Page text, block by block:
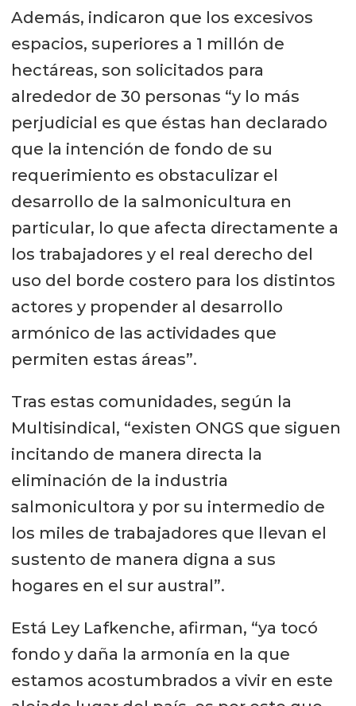
Además, indicaron que los excesivos
espacios, superiores a 1 millón de
hectáreas, son solicitados para
alrededor de 30 personas “y lo más
perjudicial es que éstas han declarado
que la intención de fondo de su
requerimiento es obstaculizar el
desarrollo de la salmonicultura en
particular, lo que afecta directamente a
los trabajadores y el real derecho del
uso del borde costero para los distintos
actores y propender al desarrollo
armónico de las actividades que
permiten estas áreas”.
Tras estas comunidades, según la
Multisindical, “existen ONGS que siguen
incitando de manera directa la
eliminación de la industria
salmonicultora y por su intermedio de
los miles de trabajadores que llevan el
sustento de manera digna a sus
hogares en el sur austral”.
Está Ley Lafkenche, afirman, “ya tocó
fondo y daña la armonía en la que
estamos acostumbrados a vivir en este